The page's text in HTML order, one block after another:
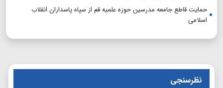
حمایت قاطع جامعه مدرسین حوزه علمیه قم از سپاه پاسداران انقلاب
اسلامی
نظرسنجی